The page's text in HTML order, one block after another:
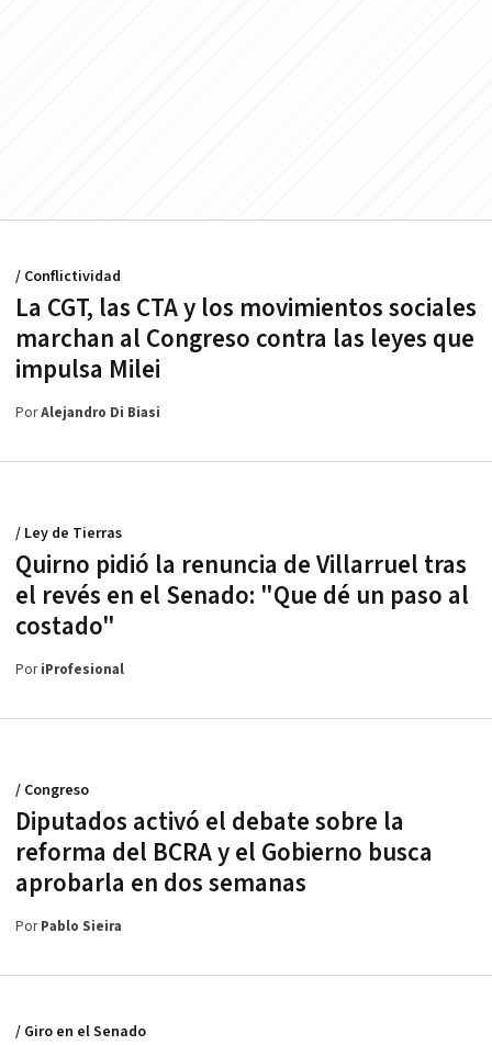
La CGT, las CTA y los movimientos sociales
marchan al Congreso contra las leyes que
impulsa Milei
/ Conflictividad
PorAlejandro Di Biasi
Quirno pidió la renuncia de Villarruel tras
el revés en el Senado: "Que dé un paso al
costado"
/ Ley de Tierras
PoriProfesional
Diputados activó el debate sobre la
reforma del BCRA y el Gobierno busca
aprobarla en dos semanas
/ Congreso
PorPablo Sieira
/ Giro en el Senado